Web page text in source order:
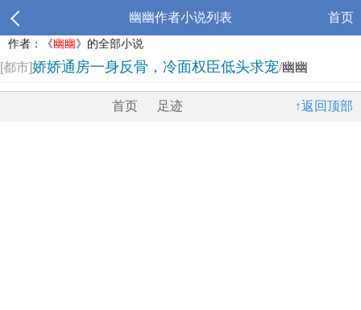
幽幽作者小说列表 首页
作者：《幽幽》的全部小说
[都市]娇娇通房一身反骨，冷面权臣低头求宠/幽幽
↑返回顶部
首页 足迹